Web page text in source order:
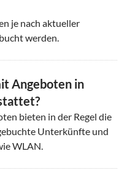
je nach aktueller
werden.
Angeboten in
bieten in der Regel die
Unterkünfte und
WLAN.